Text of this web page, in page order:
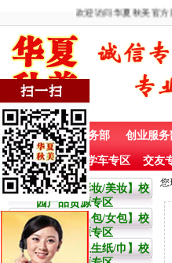
欢迎访问华夏秋美官方
首 页 兼职服务部 创业服务
社团赞助专栏 学车专区 交友
大学生【彩妆/美妆】校
园产品货源专区
大学生【男包/女包】校
园产品货源专区
大学生【卫生纸/巾】校
您